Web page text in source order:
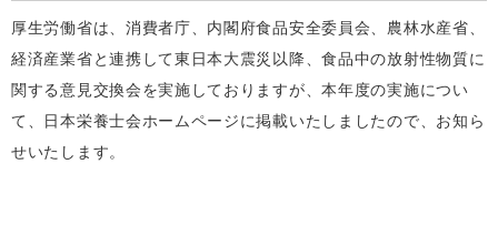
厚生労働省は、消費者庁、内閣府食品安全委員会、農林水産省、
経済産業省と連携して東日本大震災以降、食品中の放射性物質に
関する意見交換会を実施しておりますが、本年度の実施につい
て、日本栄養士会ホームページに掲載いたしましたので、お知ら
せいたします。